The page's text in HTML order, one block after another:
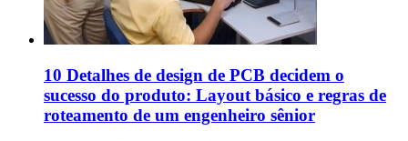
10 Detalhes de design de PCB decidem o
sucesso do produto: Layout básico e regras de
roteamento de um engenheiro sênior